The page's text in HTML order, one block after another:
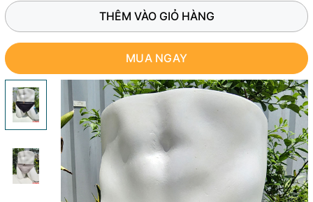
THÊM VÀO GIỎ HÀNG
MUA NGAY